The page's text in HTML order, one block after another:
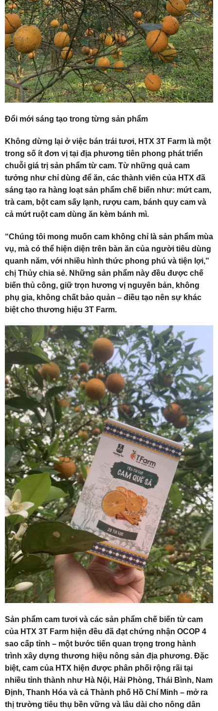
Đổi mới sáng tạo trong từng sản phẩm
Không dừng lại ở việc bán trái tươi, HTX 3T Farm là một
trong số ít đơn vị tại địa phương tiên phong phát triển
chuỗi giá trị sản phẩm từ cam. Từ những quả cam
tưởng như chỉ dùng để ăn, các thành viên của HTX đã
sáng tạo ra hàng loạt sản phẩm chế biến như: mứt cam,
trà cam, bột cam sấy lạnh, rượu cam, bánh quy cam và
cả mứt ruột cam dùng ăn kèm bánh mì.
“Chúng tôi mong muốn cam không chỉ là sản phẩm mùa
vụ, mà có thể hiện diện trên bàn ăn của người tiêu dùng
quanh năm, với nhiều hình thức phong phú và tiện lợi,”
chị Thủy chia sẻ. Những sản phẩm này đều được chế
biến thủ công, giữ trọn hương vị nguyên bản, không
phụ gia, không chất bảo quản – điều tạo nên sự khác
biệt cho thương hiệu 3T Farm.
Sản phẩm cam tươi và các sản phẩm chế biến từ cam
của HTX 3T Farm hiện đều đã đạt chứng nhận OCOP 4
sao cấp tỉnh – một bước tiến quan trọng trong hành
trình xây dựng thương hiệu nông sản địa phương. Đặc
biệt, cam của HTX hiện được phân phối rộng rãi tại
nhiều tỉnh thành như Hà Nội, Hải Phòng, Thái Bình, Nam
Định, Thanh Hóa và cả Thành phố Hồ Chí Minh – mở ra
thị trường tiêu thụ bền vững và lâu dài cho nông dân